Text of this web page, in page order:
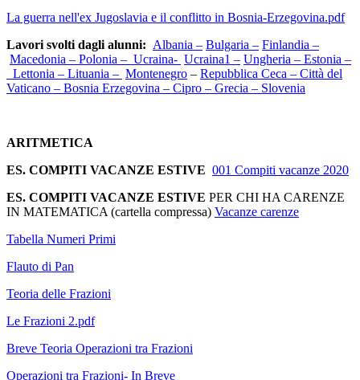
La guerra nell'ex Jugoslavia e il conflitto in Bosnia-Erzegovina.pdf
Lavori svolti dagli alunni: Albania – Bulgaria – Finlandia –
Macedonia – Polonia – Ucraina- Ucraina1 – Ungheria – Estonia –
Lettonia – Lituania – Montenegro – Repubblica Ceca – Città del
Vaticano – Bosnia Erzegovina – Cipro – Grecia – Slovenia
ARITMETICA
ES. COMPITI VACANZE ESTIVE 001 Compiti vacanze 2020
ES. COMPITI VACANZE ESTIVE PER CHI HA CARENZE
IN MATEMATICA (cartella compressa) Vacanze carenze
Tabella Numeri Primi
Flauto di Pan
Teoria delle Frazioni
Le Frazioni 2.pdf
Breve Teoria Operazioni tra Frazioni
Operazioni tra Frazioni- In Breve